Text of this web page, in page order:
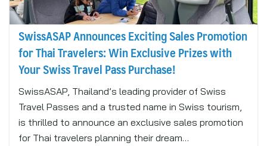
SwissASAP Announces Exciting Sales Promotion
for Thai Travelers: Win Exclusive Prizes with
Your Swiss Travel Pass Purchase!
​SwissASAP, Thailand’s leading provider of Swiss
Travel Passes and a trusted name in Swiss tourism,
is thrilled to announce an exclusive sales promotion
for Thai travelers planning their dream…